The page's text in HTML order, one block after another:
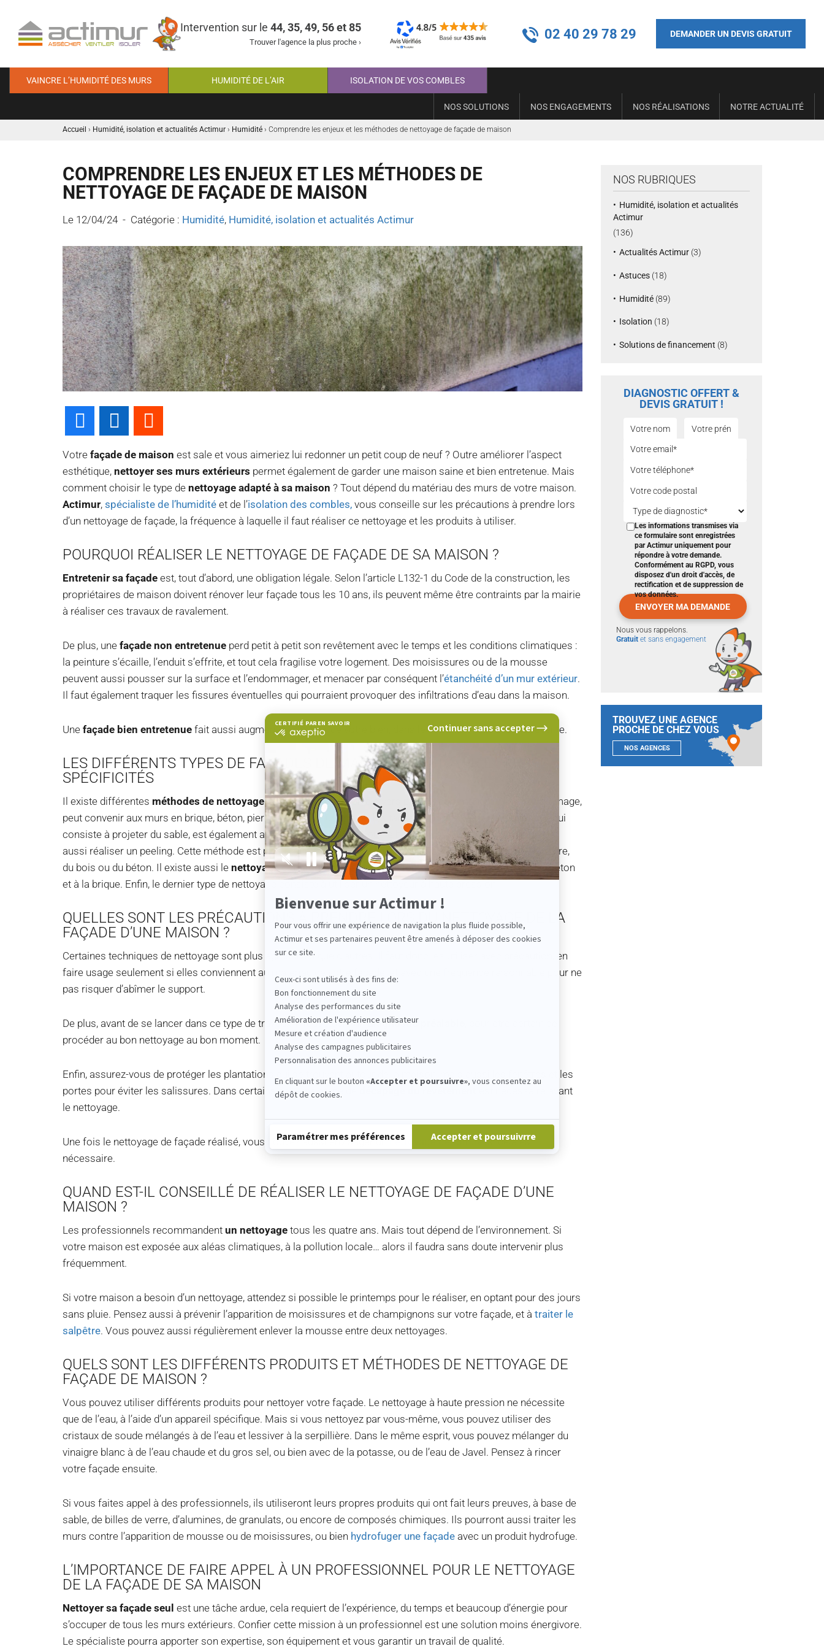
CERTIFIÉ PAR EN SAVOIR PLUS SUR
certifié
savoir
plus
sur
Axeptio
Continuer sans accepter
Bienvenue sur Actimur !
Pour vous offrir une expérience de navigation la plus fluide possible,
Actimur et ses partenaires peuvent être amenés à déposer des cookies
sur ce site.
Ceux-ci sont utilisés à des fins de:
Bon fonctionnement du site
Analyse des performances du site
Amélioration de l'expérience utilisateur
Mesure et création d'audience
Analyse des campagnes publicitaires
Personnalisation des annonces publicitaires
En cliquant sur le bouton «Accepter et poursuivre», vous consentez au
dépôt de cookies.
Paramétrer mes préférences Accepter et poursuivrre
Axeptio consent
Intervention sur le 44, 35, 49, 56 et 85
Trouver l'agence la plus proche ›
02 40 29 78 29 DEMANDER UN DEVIS GRATUIT
VAINCRE L’HUMIDITÉ DES MURS HUMIDITÉ DE L’AIR ISOLATION DE VOS COMBLES
NOS SOLUTIONS NOS ENGAGEMENTS NOS RÉALISATIONS NOTRE ACTUALITÉ
Accueil › Humidité, isolation et actualités Actimur › Humidité › Comprendre les enjeux et les méthodes de nettoyage de façade de maison
COMPRENDRE LES ENJEUX ET LES MÉTHODES DE
NETTOYAGE DE FAÇADE DE MAISON
Le 12/04/24 - Catégorie : Humidité, Humidité, isolation et actualités Actimur
Votre façade de maison est sale et vous aimeriez lui redonner un petit coup de neuf ? Outre améliorer l’aspect
esthétique, nettoyer ses murs extérieurs permet également de garder une maison saine et bien entretenue. Mais
comment choisir le type de nettoyage adapté à sa maison ? Tout dépend du matériau des murs de votre maison.
Actimur, spécialiste de l’humidité et de l’isolation des combles, vous conseille sur les précautions à prendre lors
d’un nettoyage de façade, la fréquence à laquelle il faut réaliser ce nettoyage et les produits à utiliser.
POURQUOI RÉALISER LE NETTOYAGE DE FAÇADE DE SA MAISON ?
Entretenir sa façade est, tout d’abord, une obligation légale. Selon l’article L132-1 du Code de la construction, les
propriétaires de maison doivent rénover leur façade tous les 10 ans, ils peuvent même être contraints par la mairie
à réaliser ces travaux de ravalement.
De plus, une façade non entretenue perd petit à petit son revêtement avec le temps et les conditions climatiques :
la peinture s’écaille, l’enduit s’effrite, et tout cela fragilise votre logement. Des moisissures ou de la mousse
peuvent aussi pousser sur la surface et l’endommager, et menacer par conséquent l’étanchéité d’un mur extérieur.
Il faut également traquer les fissures éventuelles qui pourraient provoquer des infiltrations d’eau dans la maison.
Une façade bien entretenue fait aussi augmenter la valeur de votre bien, dans le cadre d’une éventuelle revente.
LES DIFFÉRENTS TYPES DE FAÇADES DE MAISON À NETTOYER ET LEURS
SPÉCIFICITÉS
Il existe différentes méthodes de nettoyage de façadede maison à divers prix. Le gommage, ou l’hydrogommage,
peut convenir aux murs en brique, béton, pierre ou bois, pour enlever les taches noires et vertes. Le
, qui
consiste à projeter du sable, est également adapté à ces façades. Pour le béton, la brique et la pierre, l’on peut
aussi réaliser un peeling. Cette méthode est plus coûteuse. Le ponçage peut s’utiliser sur du marbre, de la pierre,
du bois ou du béton. Il existe aussi le nettoyage chimique, ou par nébulisation, qui est adapté à la pierre, au béton
et à la brique. Enfin, le dernier type de nettoyage consiste à utiliser un nettoyeur à haute pression.
QUELLES SONT LES PRÉCAUTIONS À PRENDRE LORS DU NETTOYAGE DE LA
FAÇADE D’UNE MAISON ?
Certaines techniques de nettoyage sont plus agressives que d’autres. Il faut donc les utiliser avec précaution, en
faire usage seulement si elles conviennent au matériau de votre façade, et avec une fréquence raisonnable pour ne
pas risquer d’abîmer le support.
De plus, avant de se lancer dans ce type de travaux, il faut établir undiagnostic préalable
procéder au bon nettoyage au bon moment.
Enfin, assurez-vous de protéger les plantations qui se trouvent autour de la maison, mais aussi les fenêtres et les
portes pour éviter les salissures. Dans certains cas, une étape de
est nécessaire avant
le nettoyage.
Une fois le nettoyage de façade réalisé, vous pouvez aussi envisager unnettoyage de toiture , si cela est
nécessaire.
QUAND EST-IL CONSEILLÉ DE RÉALISER LE NETTOYAGE DE FAÇADE D’UNE
MAISON ?
Les professionnels recommandent un nettoyage tous les quatre ans. Mais tout dépend de l’environnement. Si
votre maison est exposée aux aléas climatiques, à la pollution locale… alors il faudra sans doute intervenir plus
fréquemment.
Si votre maison a besoin d’un nettoyage, attendez si possible le printemps pour le réaliser, en optant pour des jours
sans pluie. Pensez aussi à prévenir l’apparition de moisissures et de champignons sur votre façade, et à traiter le
salpêtre. Vous pouvez aussi régulièrement enlever la mousse entre deux nettoyages.
QUELS SONT LES DIFFÉRENTS PRODUITS ET MÉTHODES DE NETTOYAGE DE
FAÇADE DE MAISON ?
Vous pouvez utiliser différents produits pour nettoyer votre façade. Le nettoyage à haute pression ne nécessite
que de l’eau, à l’aide d’un appareil spécifique. Mais si vous nettoyez par vous-même, vous pouvez utiliser des
cristaux de soude mélangés à de l’eau et lessiver à la serpillière. Dans le même esprit, vous pouvez mélanger du
vinaigre blanc à de l’eau chaude et du gros sel, ou bien avec de la potasse, ou de l’eau de Javel. Pensez à rincer
votre façade ensuite.
Si vous faites appel à des professionnels, ils utiliseront leurs propres produits qui ont fait leurs preuves, à base de
sable, de billes de verre, d’alumines, de granulats, ou encore de composés chimiques. Ils pourront aussi traiter les
murs contre l’apparition de mousse ou de moisissures, ou bien hydrofuger une façade avec un produit hydrofuge.
L’IMPORTANCE DE FAIRE APPEL À UN PROFESSIONNEL POUR LE NETTOYAGE
DE LA FAÇADE DE SA MAISON
Nettoyer sa façade seul est une tâche ardue, cela requiert de l’expérience, du temps et beaucoup d’énergie pour
s’occuper de tous les murs extérieurs. Confier cette mission à un professionnel est une solution moins énergivore.
Le spécialiste pourra apporter son expertise, son équipement et vous garantir un travail de qualité.
NOS RUBRIQUES
Humidité, isolation et actualités
Actimur
(136)
Actualités Actimur(3)
Astuces(18)
Humidité(89)
Isolation (18)
Solutions de financement (8)
DIAGNOSTIC OFFERT &
DEVIS GRATUIT !
Les informations transmises via
ce formulaire sont enregistrées
par Actimur uniquement pour
répondre à votre demande.
Conformément au RGPD, vous
disposez d'un droit d'accès, de
rectification et de suppression de
vos données.
Nous vous rappelons.
Gratuitet sans engagement
TROUVEZ UNE AGENCE
PROCHE DE CHEZ VOUS
NOS AGENCES